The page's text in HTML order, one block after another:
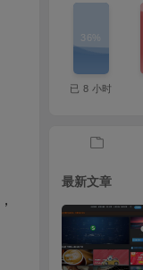
36%
已 8 小时
最新文章